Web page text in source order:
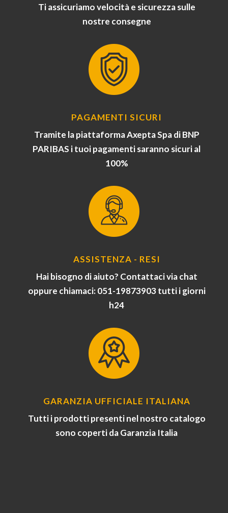
Ti assicuriamo velocità e sicurezza sulle
nostre consegne
PAGAMENTI SICURI
Tramite la piattaforma Axepta Spa di BNP
PARIBAS i tuoi pagamenti saranno sicuri al
100%
ASSISTENZA - RESI
Hai bisogno di aiuto? Contattaci via chat
oppure chiamaci: 051-19873903 tutti i giorni
h24
GARANZIA UFFICIALE ITALIANA
Tutti i prodotti presenti nel nostro catalogo
sono coperti da Garanzia Italia